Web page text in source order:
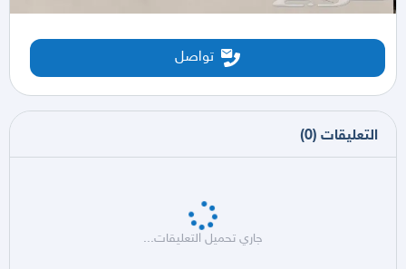
تواصل
التعليقات (
0
)
جاري تحميل التعليقات...